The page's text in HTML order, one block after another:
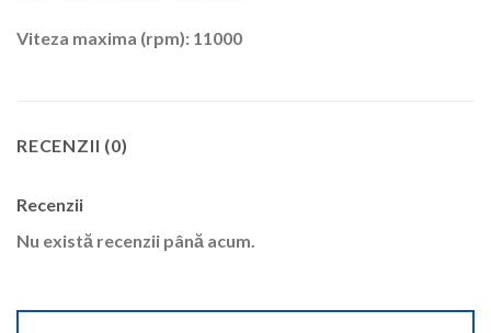
Viteza maxima (rpm): 11000
RECENZII (0)
Recenzii
Nu există recenzii până acum.